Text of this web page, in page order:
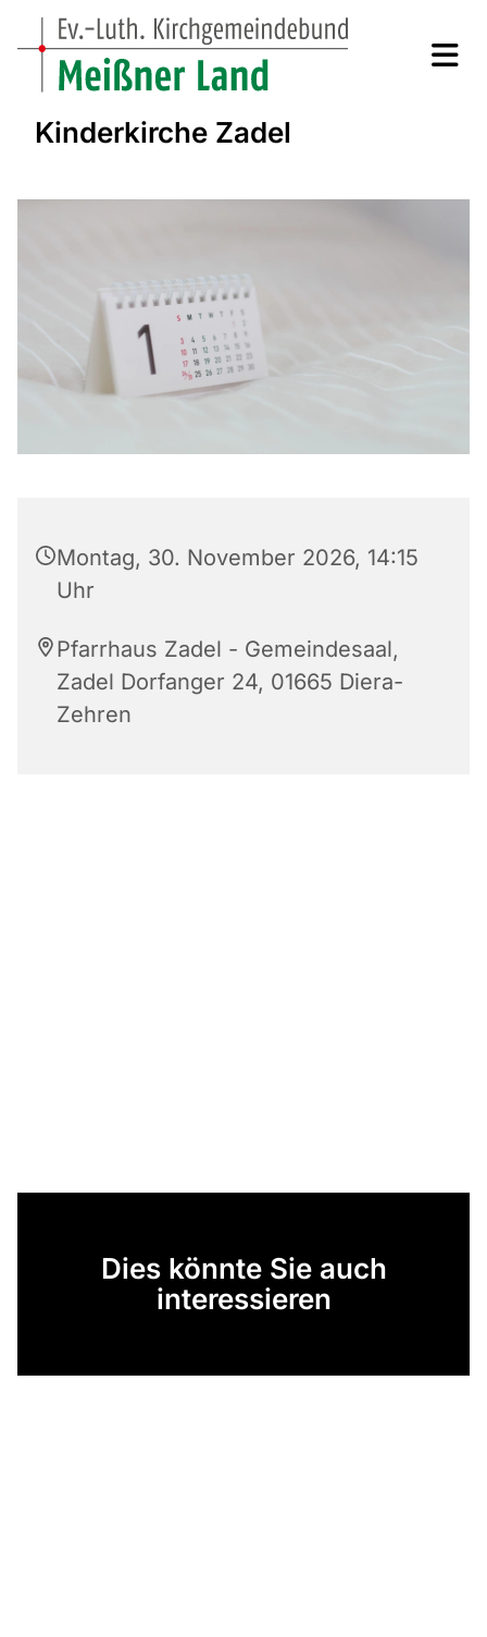
Kinderkirche Zadel
Montag, 30. November 2026, 14:15
Uhr
Pfarrhaus Zadel - Gemeindesaal,
Zadel Dorfanger 24, 01665 Diera-
Zehren
Dies könnte Sie auch
interessieren